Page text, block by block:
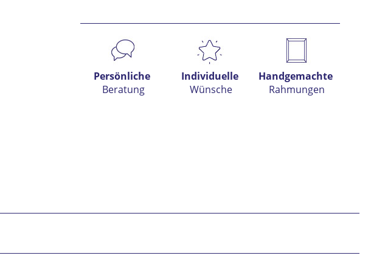
Preis anfragen
Persönliche
Beratung
Individuelle
Wünsche
Handgemachte
Rahmungen